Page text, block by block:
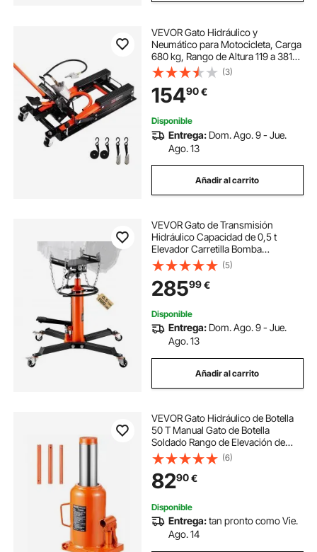
VEVOR Gato Hidráulico y
Neumático para Motocicleta, Carga
680 kg, Rango de Altura 119 a 381
mm, con Rampa Extraíble y 2
Ruedas para Vehículos Todo
Terreno y Motos de Cross, 1050 x
360 x 890 mm
(3)
15490€
Disponible
Entrega: Dom. Ago. 9 - Jue.
Ago. 13
Añadir al carrito
VEVOR Gato de Transmisión
Hidráulico Capacidad de 0,5 t
Elevador Carretilla Bomba
Hidráulica de Pie de Elevación
Acero Naranja 85 x 65 x 85 cm
Gato Hidráulico Profesional Gato
Mecánico para Coches
(5)
28599€
Disponible
Entrega: Dom. Ago. 9 - Jue.
Ago. 13
Añadir al carrito
VEVOR Gato Hidráulico de Botella
50 T Manual Gato de Botella
Soldado Rango de Elevación de
280-440 mm Mango Largo de 3
Secciones para Automóviles,
Reparación de Automóviles,
Ingeniería Industrial
(6)
8290€
Disponible
Entrega:tan pronto como Vie.
Ago. 14